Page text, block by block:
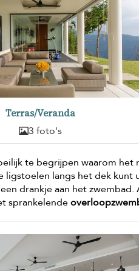
Terras/Veranda
3 foto's
te begrijpen waarom
ligstoelen langs het dek
drankje aan het
sprankelende